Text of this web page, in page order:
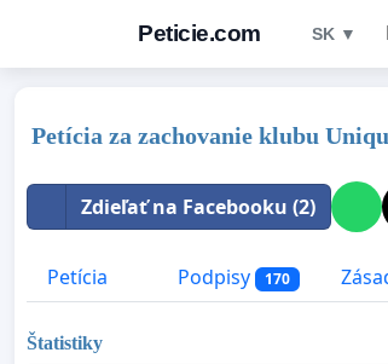
Peticie.com SK ▼
Petícia za zachovanie klubu
Zdieľať na Facebooku (2)
Petícia Podpisy 170
Štatistiky